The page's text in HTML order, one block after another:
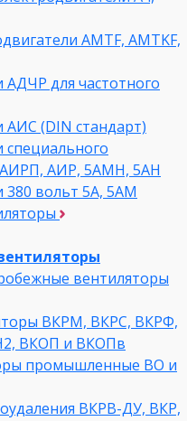
AMTF, AMTKF,
АДЧР для частотного
АИС (DIN стандарт)
специального
АИР, 5АМН, 5АН
380 вольт 5А, 5АМ
вентиляторы
ВКРМ, ВКРС, ВКРФ,
ВКОП и ВКОПв
промышленные ВО и
ВКРВ-ДУ, ВКР,